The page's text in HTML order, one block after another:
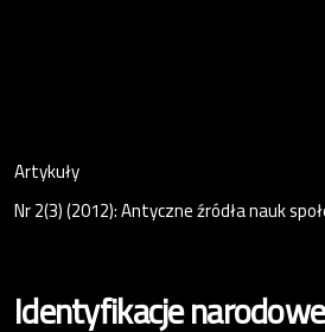
Artykuły
Nr 2(3) (2012): Antyczne źródła nauk
Identyfikacje